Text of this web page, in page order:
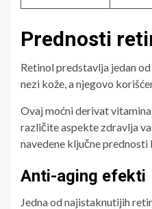
Prednosti
Retinol predstavlja jedan
nezi kože, a njegovo
Ovaj moćni derivat
različite aspekte zdravlja
navedene ključne prednosti
Anti-aging efekti
Jedna od najistaknutijih